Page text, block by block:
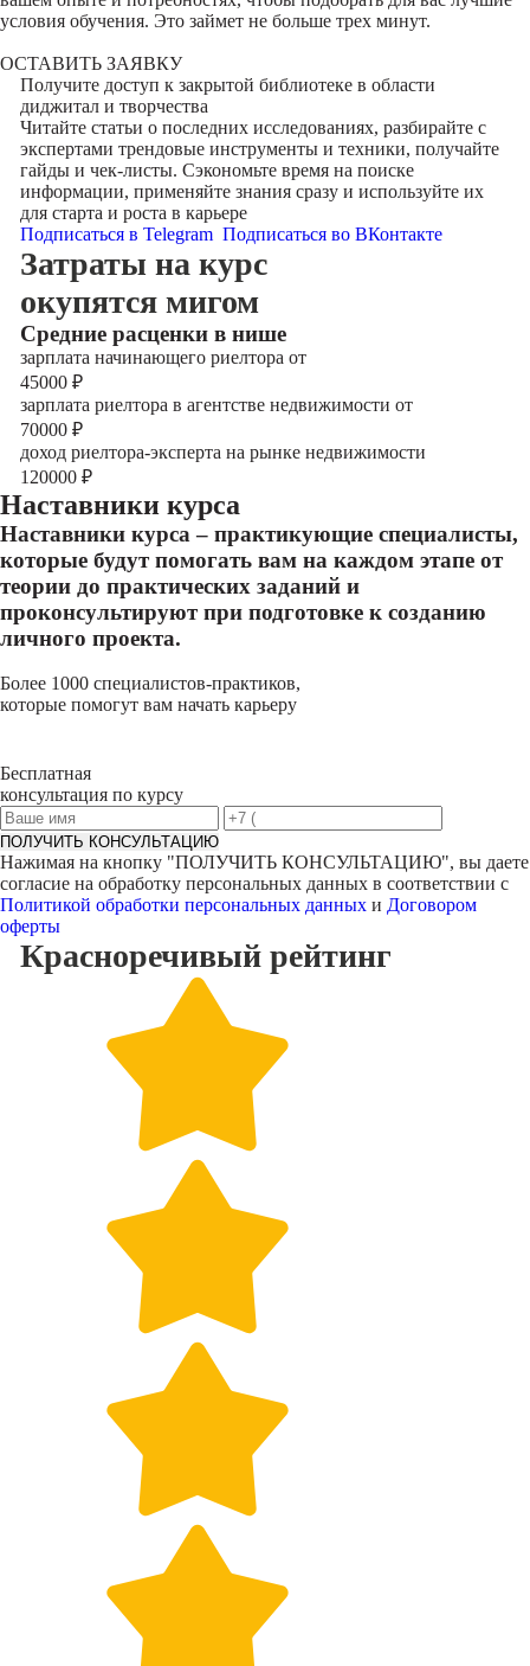
условия обучения. Это займет не больше трех минут.
ОСТАВИТЬ ЗАЯВКУ
Получите доступ к закрытой библиотекев области
диджитал и творчества
Читайте статьи о последних исследованиях, разбирайте с
экспертами трендовые инструменты и техники, получайте
гайды и чек-листы. Сэкономьте время на поиске
информации, применяйте знания сразу и используйте их
для старта и роста в карьере
Подписаться в Telegram Подписаться во ВКонтакте
Затраты на курс
окупятся мигом
Cредние расценки в нише
зарплата начинающего риелтора от
45000 ₽
зарплата риелтора в агентстве недвижимости от
70000 ₽
доход риелтора-эксперта на рынке недвижимости
120000 ₽
Наставники курса
Наставники курса – практикующие специалисты,
которые будут помогать вам на каждом этапе от
теории до практических заданий и
проконсультируют при подготовке к созданию
личного проекта.
Более 1000 специалистов-практиков,
которые помогут вам начать карьеру
Бесплатная
консультация по курсу
ПОЛУЧИТЬ КОНСУЛЬТАЦИЮ
Нажимая на кнопку "ПОЛУЧИТЬ КОНСУЛЬТАЦИЮ", вы даете
согласие на обработку персональных данных в соответствии с
Политикой обработки персональных данных и Договором
оферты
Красноречивый рейтинг